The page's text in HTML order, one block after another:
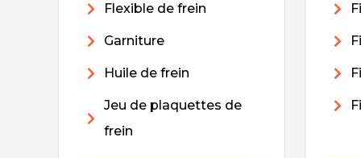
Flexible de frein
Garniture
Huile de frein
Jeu de plaquettes de
frein